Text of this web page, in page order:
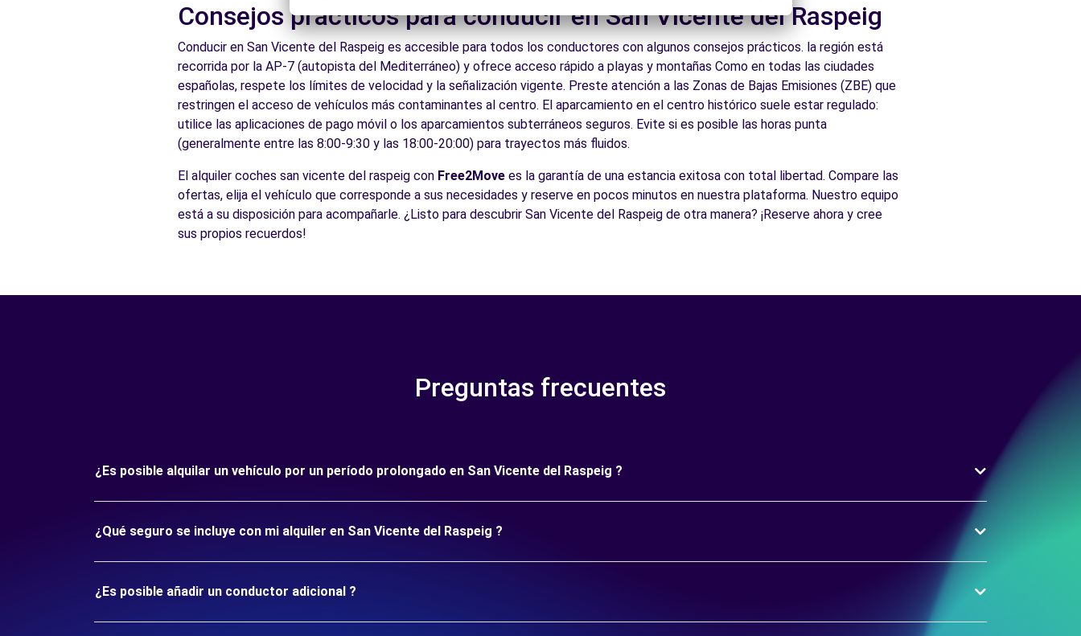
Consejos prácticos para conducir en San Vicente del Raspeig
Conducir en San Vicente del Raspeig es accesible para todos los conductores con algunos consejos prácticos. la región está
recorrida por la AP-7 (autopista del Mediterráneo) y ofrece acceso rápido a playas y montañas Como en todas las ciudades
españolas, respete los límites de velocidad y la señalización vigente. Preste atención a las Zonas de Bajas Emisiones (ZBE) que
restringen el acceso de vehículos más contaminantes al centro. El aparcamiento en el centro histórico suele estar regulado:
utilice las aplicaciones de pago móvil o los aparcamientos subterráneos seguros. Evite si es posible las horas punta
(generalmente entre las 8:00-9:30 y las 18:00-20:00) para trayectos más fluidos.
El alquiler coches san vicente del raspeig con Free2Move es la garantía de una estancia exitosa con total libertad. Compare las
ofertas, elija el vehículo que corresponde a sus necesidades y reserve en pocos minutos en nuestra plataforma. Nuestro equipo
está a su disposición para acompañarle. ¿Listo para descubrir San Vicente del Raspeig de otra manera? ¡Reserve ahora y cree
sus propios recuerdos!
Preguntas frecuentes
¿Es posible alquilar un vehículo por un período prolongado en San Vicente del Raspeig ?
¿Qué seguro se incluye con mi alquiler en San Vicente del Raspeig ?
¿Es posible añadir un conductor adicional ?